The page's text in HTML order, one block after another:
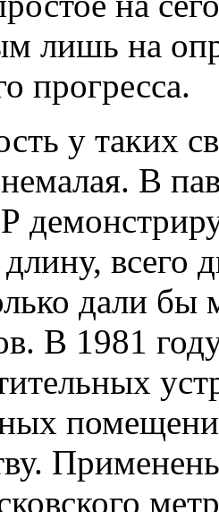
лишь на
прогресса.
у таких
В
всего
дали
В 1981